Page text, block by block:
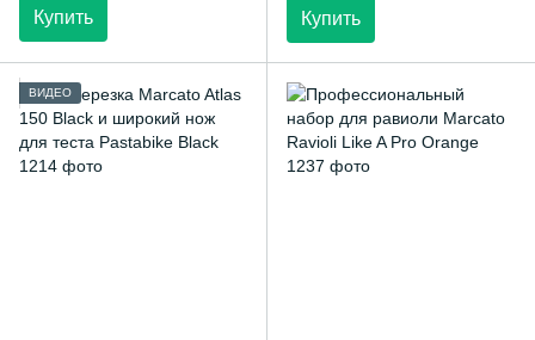
Купить Купить
ВИДЕО